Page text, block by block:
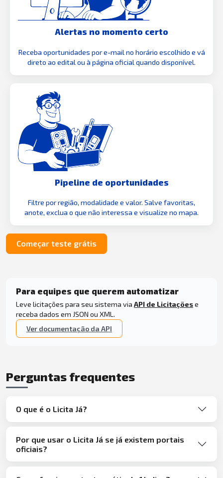
Alertas no momento certo
Receba oportunidades por e-mail no horário escolhido e vá
direto ao edital ou à página oficial quando disponível.
Pipeline de oportunidades
Filtre por região, modalidade e valor. Salve favoritas,
anote, exclua o que não interessa e visualize no mapa.
Começar teste grátis
Para equipes que querem automatizar
Leve licitações para seu sistema via API de Licitaçõese
receba dados em JSON ou XML.
Ver documentação da API
Perguntas frequentes
O que é o Licita Já?
Por que usar o Licita Já se já existem portais
oficiais?